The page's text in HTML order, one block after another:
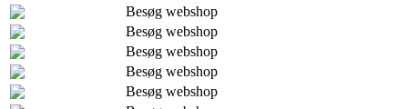
Besøg webshop
Besøg webshop
Besøg webshop
Besøg webshop
Besøg webshop